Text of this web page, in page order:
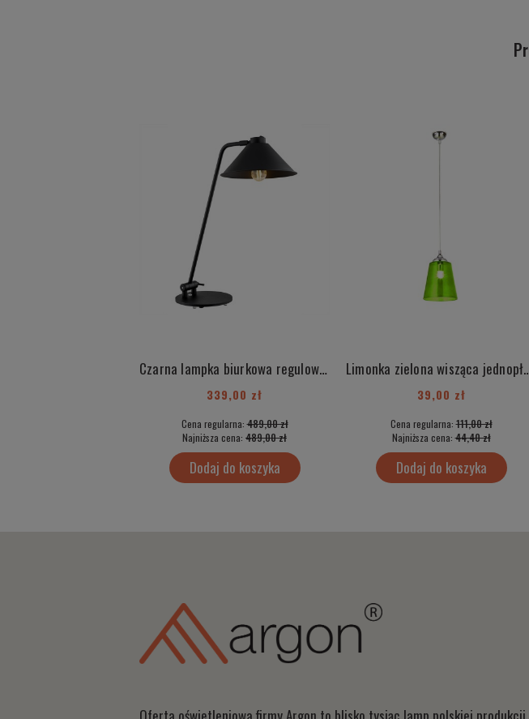
Czarna lampka biurkowa regulowana z włącznikiem żarówka E27 GABIAN 4998
339,00 zł
Cena regularna:489,00 zł
Najniższa cena: 489,00 zł
Dodaj do koszyka
Limonka zielona wisząca
39,00 zł
Cena regularna:111,00 zł
Najniższa cena:44,40 zł
Dodaj do koszyka